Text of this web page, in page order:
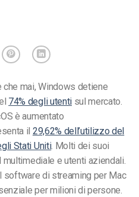
che mai, Windows detiene
74% degli utentisul mercato.
è aumentato
il 29,62% dell’utilizzo del
Stati Uniti. Molti dei suoi
e utenti aziendali.
software di streaming per Mac
per milioni di persone.